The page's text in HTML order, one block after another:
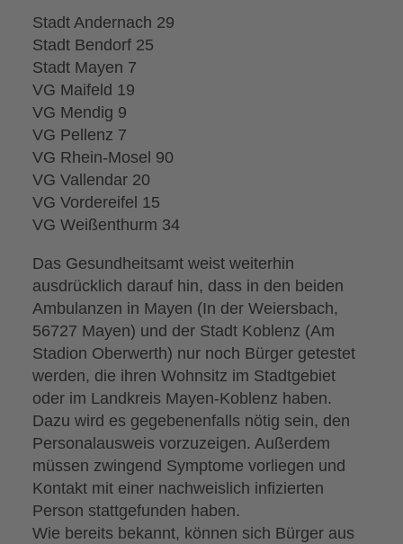
Stadt Andernach 29
Stadt Bendorf 25
Stadt Mayen 7
VG Maifeld 19
VG Mendig 9
VG Pellenz 7
VG Rhein-Mosel 90
VG Vallendar 20
VG Vordereifel 15
VG Weißenthurm 34
Das Gesundheitsamt weist weiterhin
ausdrücklich darauf hin, dass in den beiden
Ambulanzen in Mayen (In der Weiersbach,
56727 Mayen) und der Stadt Koblenz (Am
Stadion Oberwerth) nur noch Bürger getestet
werden, die ihren Wohnsitz im Stadtgebiet
oder im Landkreis Mayen-Koblenz haben.
Dazu wird es gegebenenfalls nötig sein, den
Personalausweis vorzuzeigen. Außerdem
müssen zwingend Symptome vorliegen und
Kontakt mit einer nachweislich infizierten
Person stattgefunden haben.
Wie bereits bekannt, können sich Bürger aus